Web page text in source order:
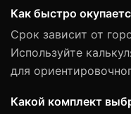
Как быстро
Срок зависит от
Используйте
для
Какой комплект